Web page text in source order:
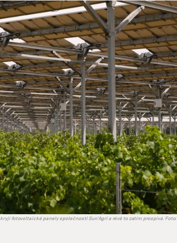
fotovoltaické panely společnosti Sun'Agri a révě to zatím prospívá. Foto: